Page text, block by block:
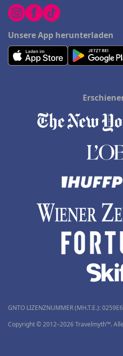
Unsere App herunterladen
GNTO LIZENZNUMMER (MH.T.E.):
Copyright © 2012–2026 Travelmyth™.